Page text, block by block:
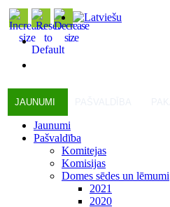
JAUNUMI
Jaunumi
Pašvaldība
Komitejas
Komisijas
Domes sēdes un lēmumi
2021
2020